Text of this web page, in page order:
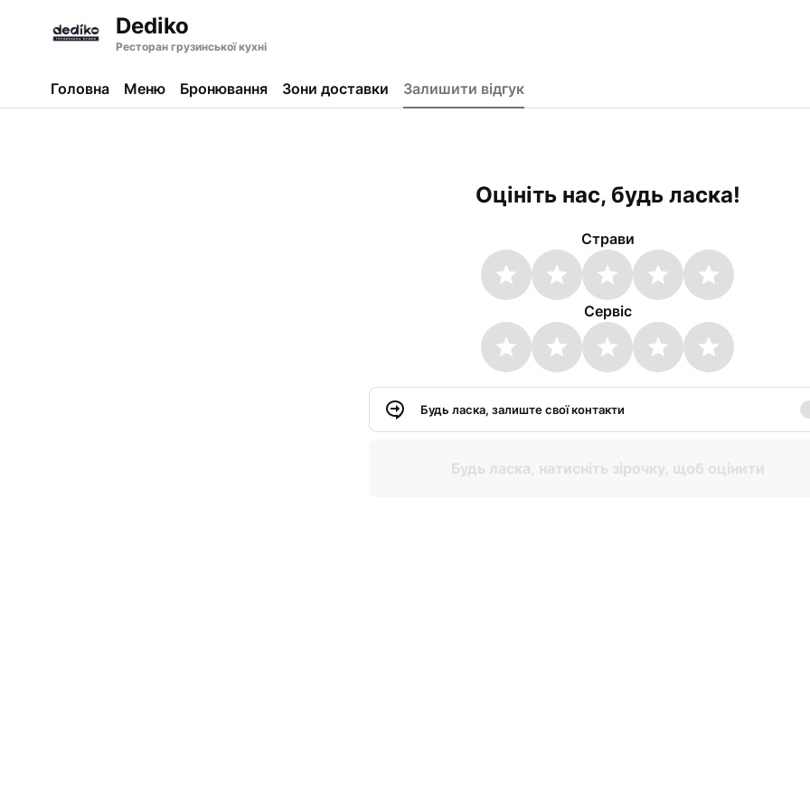
Dediko
Ресторан грузинської кухні
Головна Меню Бронювання Зони доставки Залишити відгук
Оцініть нас, будь ласка!
Cтрави
Сервіс
Будь ласка, залиште свої контакти
Будь ласка, натисніть зірочку, щоб оцінити